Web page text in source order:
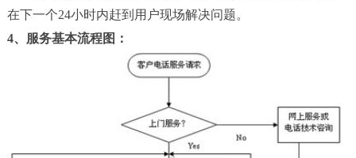
心
在下一个24小时内赶到用户现场解决问题。
4、服务基本流程图：